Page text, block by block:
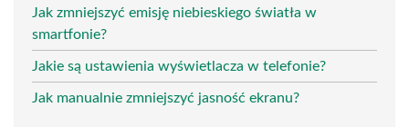
Jak zmniejszyć emisję niebieskiego światła w
smartfonie?
Jakie są ustawienia wyświetlacza w telefonie?
Jak manualnie zmniejszyć jasność ekranu?